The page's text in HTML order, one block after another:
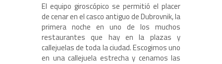
El equipo giroscópico se permitió el placer
de cenar en el casco antiguo de Dubrovnik, la
primera noche en uno de los muchos
restaurantes que hay en la plazas y
callejuelas de toda la ciudad. Escogimos uno
en una callejuela estrecha y cenamos las